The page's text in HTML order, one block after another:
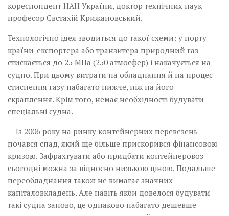
кореспондент НАН України, доктор технічних наук
професор Євстахій Крижановський.
Технологічно ідея зводиться до такої схеми: у порту
країни-експортера або транзитера природний газ
стискається до 25 МПа (250 атмосфер) і накачується на
судно. При цьому витрати на обладнання й на процес
стиснення газу набагато нижче, ніж на його
скраплення. Крім того, немає необхідності будувати
спеціальні судна.
— Із 2006 року на ринку контейнерних перевезень
почався спад, який ще більше прискорився фінансовою
кризою. Зафрахтувати або придбати контейнеровоз
сьогодні можна за відносно низькою ціною. Подальше
переобладнання також не вимагає значних
капіталовкладень. Але навіть якби довелося будувати
такі судна заново, це однаково набагато дешевше